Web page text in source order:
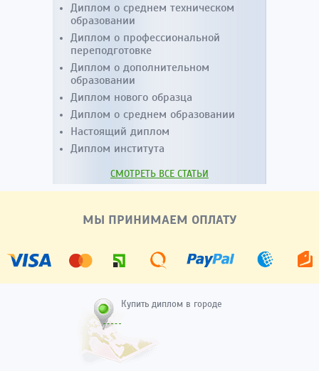
Диплом о среднем техническом
образовании
Диплом о профессиональной
переподготовке
Диплом о дополнительном
образовании
Диплом нового образца
Диплом о среднем образовании
Настоящий диплом
Диплом института
СМОТРЕТЬ ВСЕ СТАТЬИ
МЫ ПРИНИМАЕМ ОПЛАТУ
Купить диплом в городе